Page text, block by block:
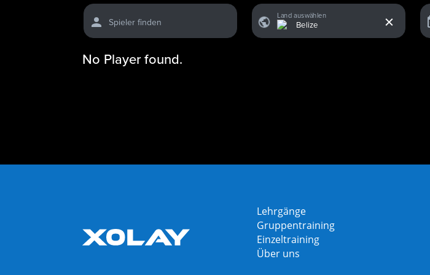
Spieler finden
Land auswählen
No Player found.
Lehrgänge
Gruppentraining
Einzeltraining
Über uns